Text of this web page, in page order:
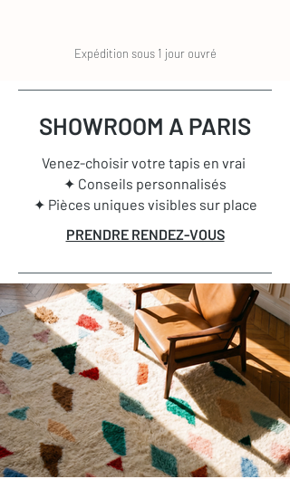
Expédition sous 1 jour ouvré
SHOWROOM A PARIS
Venez-choisir votre tapis en vrai
✦ Conseils personnalisés
✦ Pièces uniques visibles sur place
PRENDRE RENDEZ-VOUS